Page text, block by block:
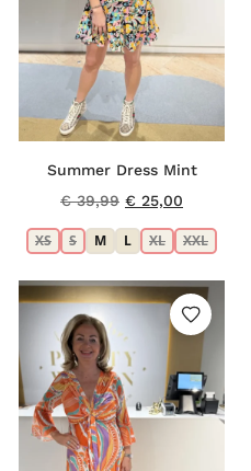
Summer Dress Mint
€39,99 Oorspronkelijke
prijs
was:
€ 25,00
prijs
is:
XS S M L XL XXL